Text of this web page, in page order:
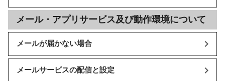
メール・アプリサービス及び動作環境について
メールが届かない場合
メールサービスの配信と設定